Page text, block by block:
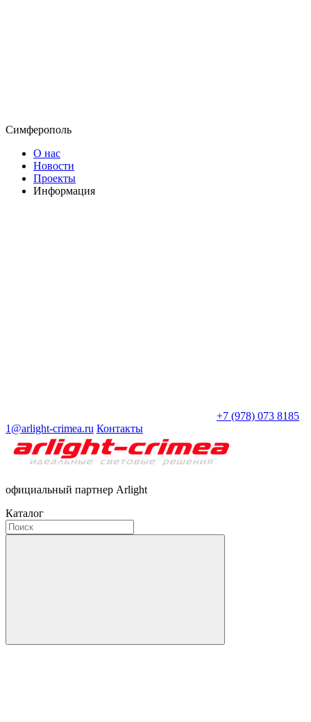
Симферополь
О нас
Новости
Проекты
Информация
+7 (978) 073 8185
1@arlight-crimea.ru Контакты
официальный партнер Arlight
Каталог